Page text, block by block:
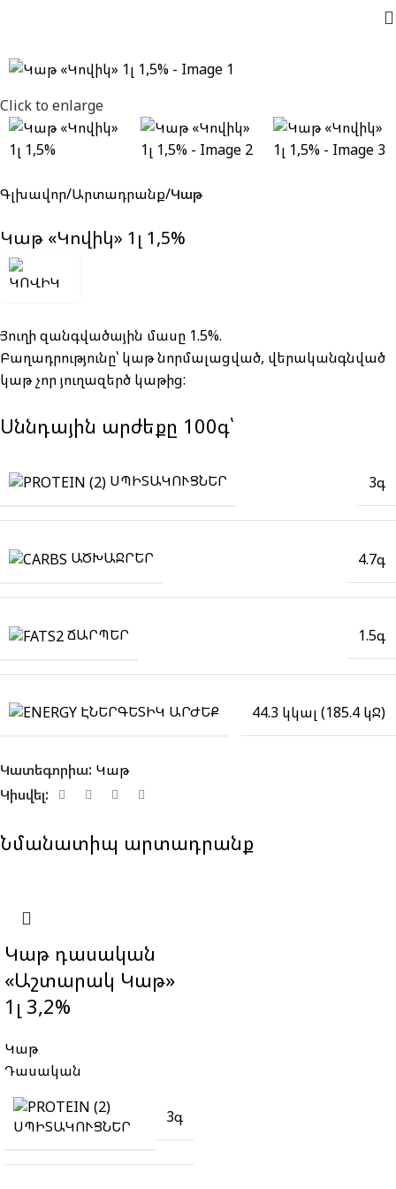
Click to enlarge
Գլխավոր Արտադրանք Կաթ
Կաթ «Կովիկ» 1լ 1,5%
Յուղի զանգվածային մասը 1.5%.
Բաղադրությունը՝ կաթ նորմալացված, վերականգնված
կաթ չոր յուղազերծ կաթից:
Սննդային արժեքը 100գ՝
ՍՊԻՏԱԿՈՒՑՆԵՐ 3գ
ԱԾԽԱՋՐԵՐ 4.7գ
ՃԱՐՊԵՐ 1.5գ
ԷՆԵՐԳԵՏԻԿ ԱՐԺԵՔ 44.3 կկալ (185.4 կՋ)
Կատեգորիա: Կաթ
Կիսվել:
Նմանատիպ արտադրանք
Կաթ դասական
«Աշտարակ Կաթ»
1լ 3,2%
Կաթ
Դասական
ՍՊԻՏԱԿՈՒՑՆԵՐ
3գ